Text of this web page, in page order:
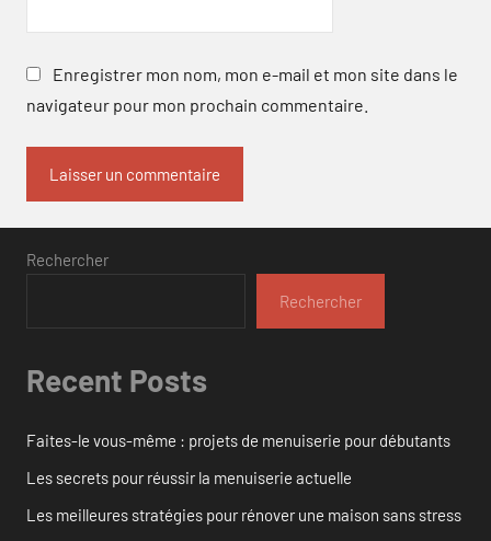
Enregistrer mon nom, mon e-mail et mon site dans le
navigateur pour mon prochain commentaire.
Rechercher
Rechercher
Recent Posts
Faites-le vous-même : projets de menuiserie pour débutants
Les secrets pour réussir la menuiserie actuelle
Les meilleures stratégies pour rénover une maison sans stress